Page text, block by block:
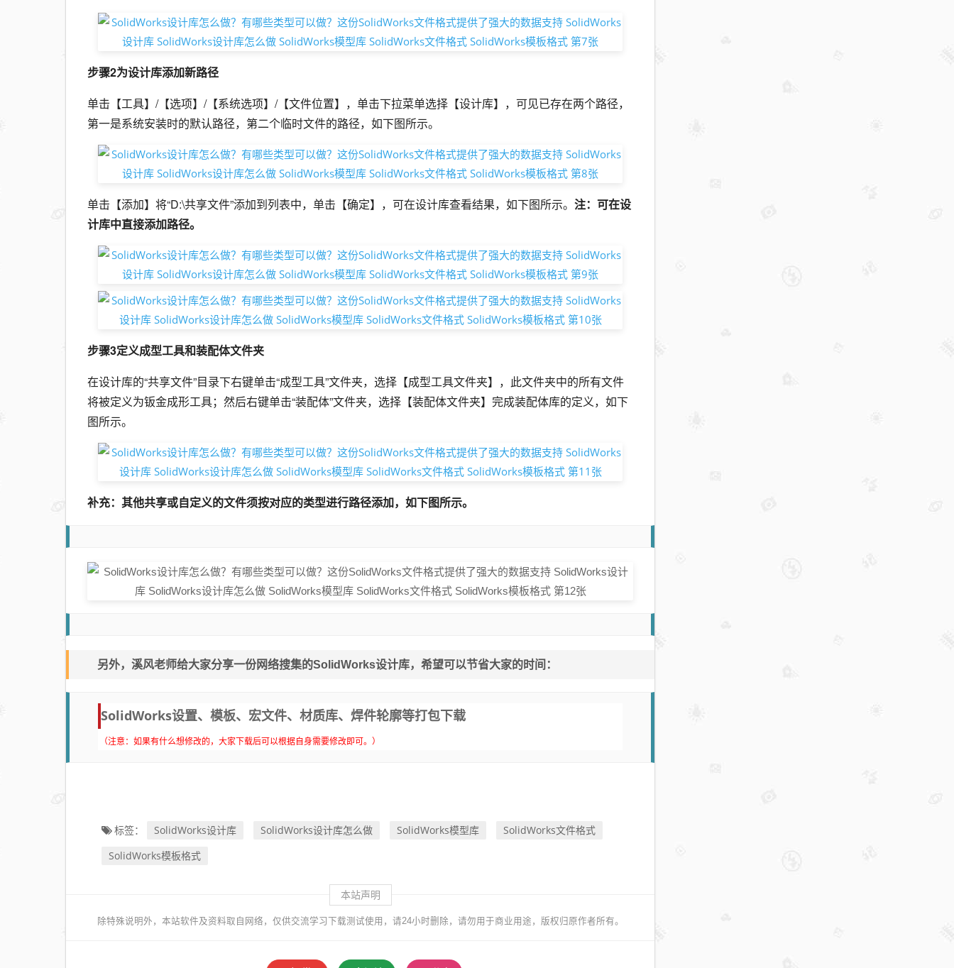
步骤2为设计库添加新路径
单击【工具】/【选项】/【系统选项】/【文件位置】，单击下拉菜单选择【设计库】，可见已存在两个路径，
第一是系统安装时的默认路径，第二个临时文件的路径，如下图所示。
单击【添加】将“D:\共享文件”添加到列表中，单击【确定】，可在设计库查看结果，如下图所示。 注：可在设
计库中直接添加路径。
步骤3定义成型工具和装配体文件夹
在设计库的“共享文件”目录下右键单击“成型工具”文件夹，选择【成型工具文件夹】，此文件夹中的所有文件
将被定义为钣金成形工具；然后右键单击“装配体”文件夹，选择【装配体文件夹】完成装配体库的定义，如下
图所示。
补充：其他共享或自定义的文件须按对应的类型进行路径添加，如下图所示。
另外，溪风老师给大家分享一份网络搜集的SolidWorks设计库，希望可以节省大家的时间：
SolidWorks设置、模板、宏文件、材质库、焊件轮廓等打包下载
（注意：如果有什么想修改的，大家下载后可以根据自身需要修改即可。）
标签： SolidWorks设计库 SolidWorks设计库怎么做 SolidWorks模型库
SolidWorks文件格式
SolidWorks模板格式
本站声明
除特殊说明外，本站软件及资料取自网络，仅供交流学习下载测试使用，请24小时删除，请勿用于商业用途，版权归原作者所有。